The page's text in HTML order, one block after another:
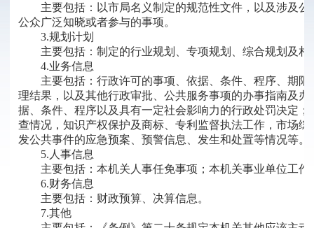
主要包括：以市局名义制定的规范性文件，以及涉及
公众广泛知晓或者参与的事项。
3.规划计划
主要包括：制定的行业规划、专项规划、综合规划及相
4.业务信息
主要包括：行政许可的事项、依据、条件、程序、期
理结果，以及其他行政审批、公共服务事项的办事指南及
据、条件、程序以及具有一定社会影响力的行政处罚决定
查情况，知识产权保护及商标、专利监督执法工作，市场
发公共事件的应急预案、预警信息、发生和处置等情况等。
5.人事信息
主要包括：本机关人事任免事项；本机关事业单位工
6.财务信息
主要包括：财政预算、决算信息。
7.其他